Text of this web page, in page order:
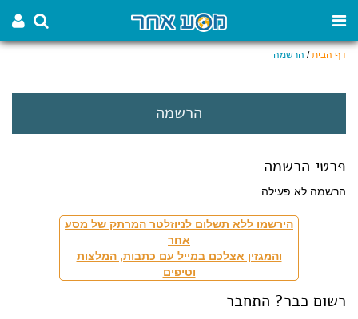
דף הבית/ הרשמה
הרשמה
פרטי הרשמה
הרשמה לא פעילה
הירשמו ללא תשלום לניוזלטר המרתק של מסע
אחר
והמגזין אצלכם במייל עם כתבות, המלצות
וטיפים
רשום כבר? התחבר